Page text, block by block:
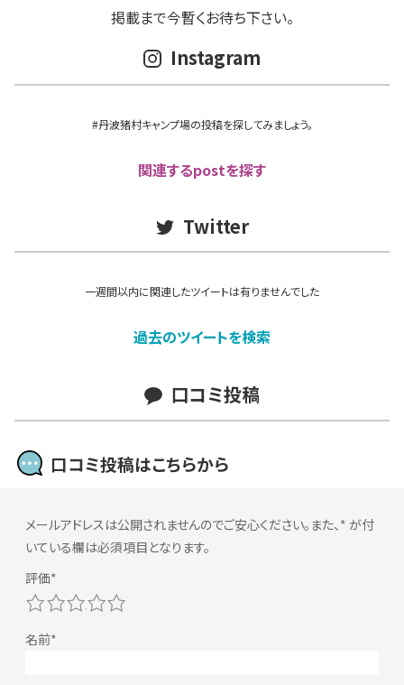
掲載まで今暫くお待ち下さい。
Instagram
#丹波猪村キャンプ場の投稿を探してみましょう。
関連するpostを探す
Twitter
一週間以内に関連したツイートは有りませんでした
過去のツイートを検索
口コミ投稿
口コミ投稿はこちらから
メールアドレスは公開されませんのでご安心ください。また、 * が付
いている欄は必須項目となります。
5
4
3
2